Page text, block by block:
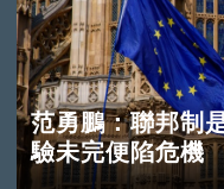
范勇鵬：聯邦制
驗未完便陷危機